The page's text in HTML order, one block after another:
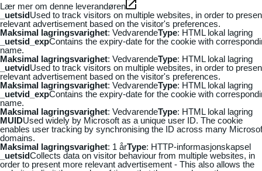
Lær mer om denne leverandøren
_uetsidUsed to track visitors on multiple websites, in order to
relevant advertisement based on the visitor's preferences.
Maksimal lagringsvarighet: VedvarendeType: HTML lokal lagring
_uetsid_expContains the expiry-date for the cookie with
name.
Maksimal lagringsvarighet: VedvarendeType: HTML lokal lagring
_uetvidUsed to track visitors on multiple websites, in order to
relevant advertisement based on the visitor's preferences.
Maksimal lagringsvarighet: VedvarendeType: HTML lokal lagring
_uetvid_expContains the expiry-date for the cookie with
name.
Maksimal lagringsvarighet: VedvarendeType: HTML lokal lagring
MUIDUsed widely by Microsoft as a unique user ID. The cookie
enables user tracking by synchronising the ID across many
domains.
Maksimal lagringsvarighet: 1 årType: HTTP-informasjonskapsel
_uetsidCollects data on visitor behaviour from multiple websites, in
order to present more relevant advertisement - This also allows the